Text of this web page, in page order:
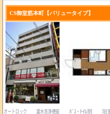
CS御堂筋本町【バリュータイプ】